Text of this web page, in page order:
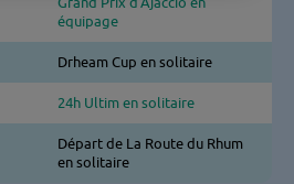
équipage
Drheam Cup en solitaire
24h Ultim en solitaire
Départ de La Route du Rhum
en solitaire